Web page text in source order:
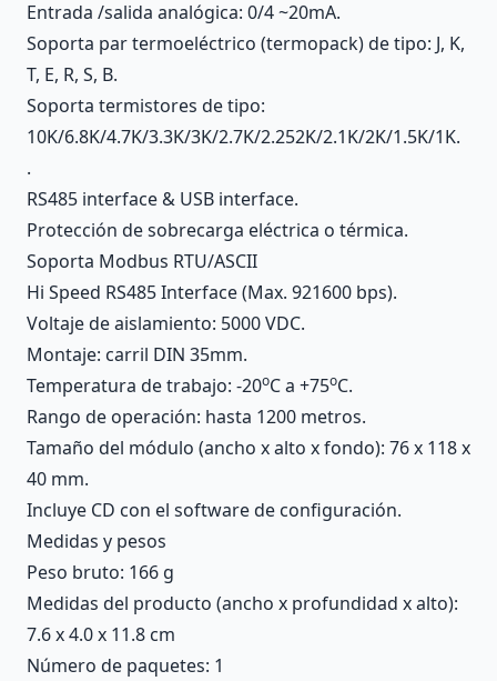
Entrada /salida analógica: 0/4 ~20mA.
Soporta par termoeléctrico (termopack) de tipo: J, K,
T, E, R, S, B.
Soporta termistores de tipo:
10K/6.8K/4.7K/3.3K/3K/2.7K/2.252K/2.1K/2K/1.5K/1K.
.
RS485 interface & USB interface.
Protección de sobrecarga eléctrica o térmica.
Soporta Modbus RTU/ASCII
Hi Speed RS485 Interface (Max. 921600 bps).
Voltaje de aislamiento: 5000 VDC.
Montaje: carril DIN 35mm.
Temperatura de trabajo: -20oC a +75oC.
Rango de operación: hasta 1200 metros.
Tamaño del módulo (ancho x alto x fondo): 76 x 118 x
40 mm.
Incluye CD con el software de configuración.
Medidas y pesos
Peso bruto: 166 g
Medidas del producto (ancho x profundidad x alto):
7.6 x 4.0 x 11.8 cm
Número de paquetes: 1